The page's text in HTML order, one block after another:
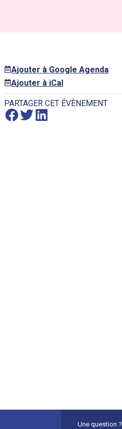
Ajouter à Google Agenda
Ajouter à iCal
PARTAGER CET ÉVÈNEMENT
Une question ?